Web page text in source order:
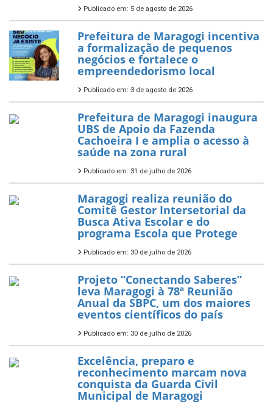
Publicado em: 5 de agosto de 2026
Prefeitura de Maragogi incentiva
a formalização de pequenos
negócios e fortalece o
empreendedorismo local
Publicado em: 3 de agosto de 2026
Prefeitura de Maragogi inaugura
UBS de Apoio da Fazenda
Cachoeira I e amplia o acesso à
saúde na zona rural
Publicado em: 31 de julho de 2026
Maragogi realiza reunião do
Comitê Gestor Intersetorial da
Busca Ativa Escolar e do
programa Escola que Protege
Publicado em: 30 de julho de 2026
Projeto “Conectando Saberes”
leva Maragogi à 78ª Reunião
Anual da SBPC, um dos maiores
eventos científicos do país
Publicado em: 30 de julho de 2026
Excelência, preparo e
reconhecimento marcam nova
conquista da Guarda Civil
Municipal de Maragogi